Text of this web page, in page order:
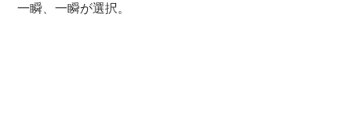
一瞬、一瞬が選択。